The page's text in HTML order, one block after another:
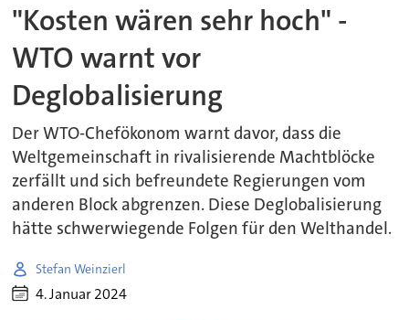
"Kosten wären sehr hoch" -
WTO warnt vor
Deglobalisierung
Der WTO-Chefökonom warnt davor, dass die
Weltgemeinschaft in rivalisierende Machtblöcke
zerfällt und sich befreundete Regierungen vom
anderen Block abgrenzen. Diese Deglobalisierung
hätte schwerwiegende Folgen für den Welthandel.
Stefan Weinzierl
4. Januar 2024